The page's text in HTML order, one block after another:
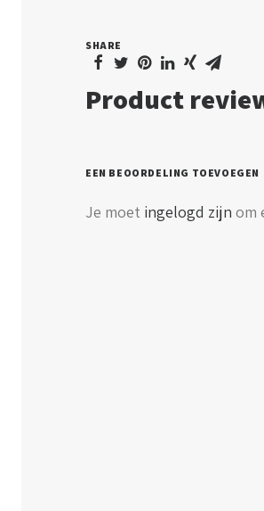
SHARE
Product
EEN BEOORDELING TOEVOEGEN
Je moet ingelogd zijn om